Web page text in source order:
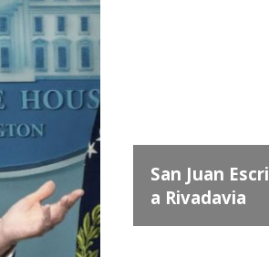
"San
Santa
San Juan
a Rivadavia